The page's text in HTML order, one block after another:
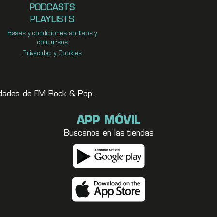
PODCASTS
PLAYLISTS
Bases y condiciones sorteos y
concursos
Privacidad y Cookies
de FM Rock & Pop.
APP MÓVIL
Buscanos en las tiendas